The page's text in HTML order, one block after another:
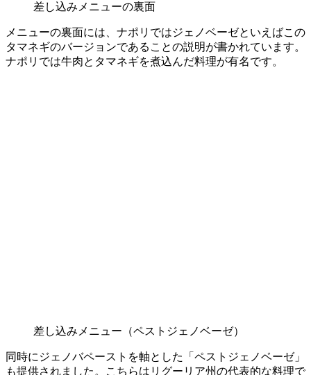
差し込みメニューの裏面
メニューの裏面には、ナポリではジェノベーゼといえばこの
タマネギのバージョンであることの説明が書かれています。
ナポリでは牛肉とタマネギを煮込んだ料理が有名です。
差し込みメニュー（ペストジェノベーゼ）
同時にジェノバペーストを軸とした「ペストジェノベーゼ」
も提供されました。こちらはリグーリア州の代表的な料理で